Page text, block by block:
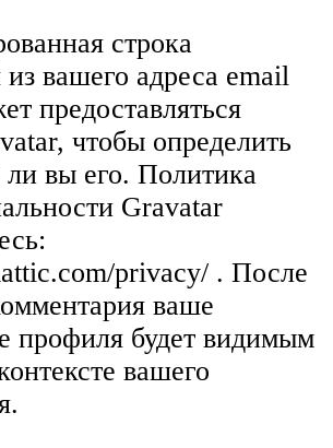
строка
из вашего адреса email
предоставляться
чтобы определить
ли вы его. Политика
Gravatar
privacy/ . После
ваше
профиля будет видимым
вашего